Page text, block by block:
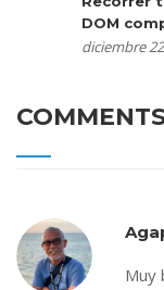
DOM
diciembre
Muy